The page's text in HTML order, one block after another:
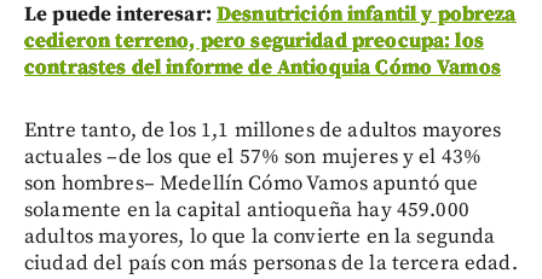
Le puede interesar: Desnutrición infantil y pobreza
cedieron terreno, pero seguridad preocupa: los
contrastes del informe de Antioquia Cómo Vamos
Entre tanto, de los 1,1 millones de adultos mayores
actuales –de los que el 57% son mujeres y el 43%
son hombres– Medellín Cómo Vamos apuntó que
solamente en la capital antioqueña hay 459.000
adultos mayores, lo que la convierte en la segunda
ciudad del país con más personas de la tercera edad.